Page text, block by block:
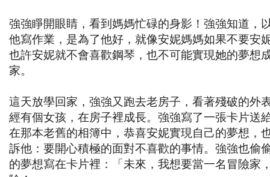
強強睜開眼睛，看到媽媽忙碌的身影！強強知道，
他寫作業，是為了他好，就像安妮媽媽如果不要安
也許安妮就不會喜歡鋼琴，也不可能實現她的夢想
家。
這天放學回家，強強又跑去老房子，看著殘破的外
經有個女孩，在房子裡成長。強強寫了一張卡片送
在那本老舊的相簿中，恭喜安妮實現自己的夢想，
訴他：要開心積極的面對不喜歡的事情。強強也偷
的夢想寫在卡片裡：「未來，我想要當一名冒險家